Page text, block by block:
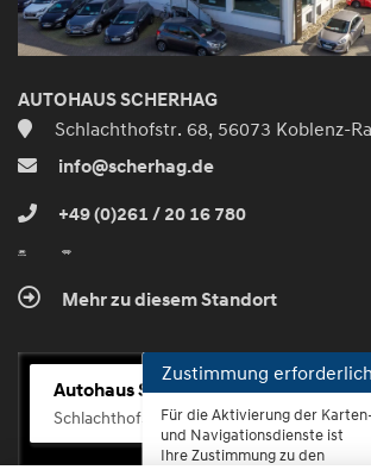
AUTOHAUS SCHERHAG
Schlachthofstr. 68, 56073 Koblenz-
info@scherhag.de
+49 (0)261 / 20 16 780
Mehr zu diesem Standort
Autohaus Scherhag
Schlachthofstr. 68, 56073 Koblenz-
Zustimmung erforderlich
Für die Aktivierung der
und Navigationsdienste ist
Ihre Zustimmung zu den